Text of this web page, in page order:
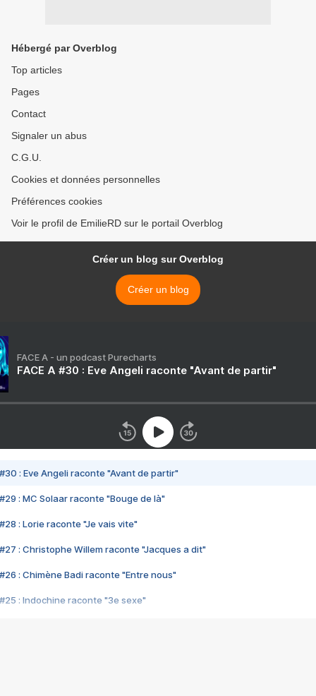
Hébergé par Overblog
Top articles
Pages
Contact
Signaler un abus
C.G.U.
Cookies et données personnelles
Préférences cookies
Voir le profil de EmilieRD sur le portail Overblog
Créer un blog sur Overblog
Créer un blog
FACE A - un podcast Purecharts
FACE A #30 : Eve Angeli raconte "Avant de partir"
#30 : Eve Angeli raconte "Avant de partir"
#29 : MC Solaar raconte "Bouge de là"
#28 : Lorie raconte "Je vais vite"
#27 : Christophe Willem raconte "Jacques a dit"
#26 : Chimène Badi raconte "Entre nous"
#25 : Indochine raconte "3e sexe"